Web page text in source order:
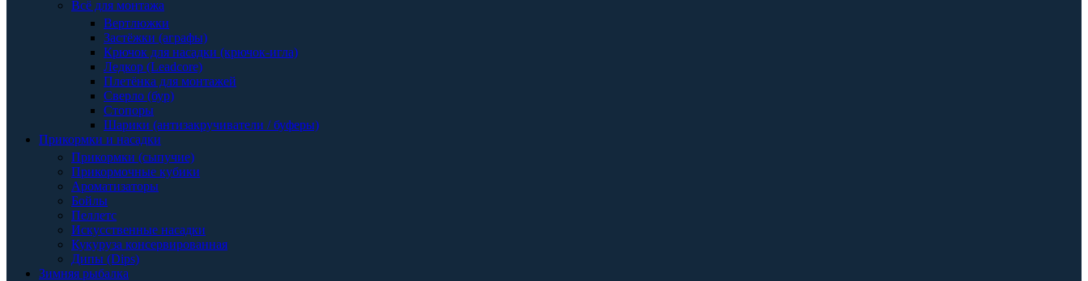
Всё для монтажа
Вертлюжки
Застёжки (аграфы)
Крючок для насадки (крючок-игла)
Ледкор (Leadcore)
Плетёнка для монтажей
Сверло (бур)
Стопоры
Шарики (антизакручиватели / буферы)
Прикормки и насадки
Прикормки (сыпучие)
Прикормочные кубики
Ароматизаторы
Бойлы
Пеллетс
Искусственные насадки
Кукуруза консервированная
Дипы (Dips)
Зимняя рыбалка